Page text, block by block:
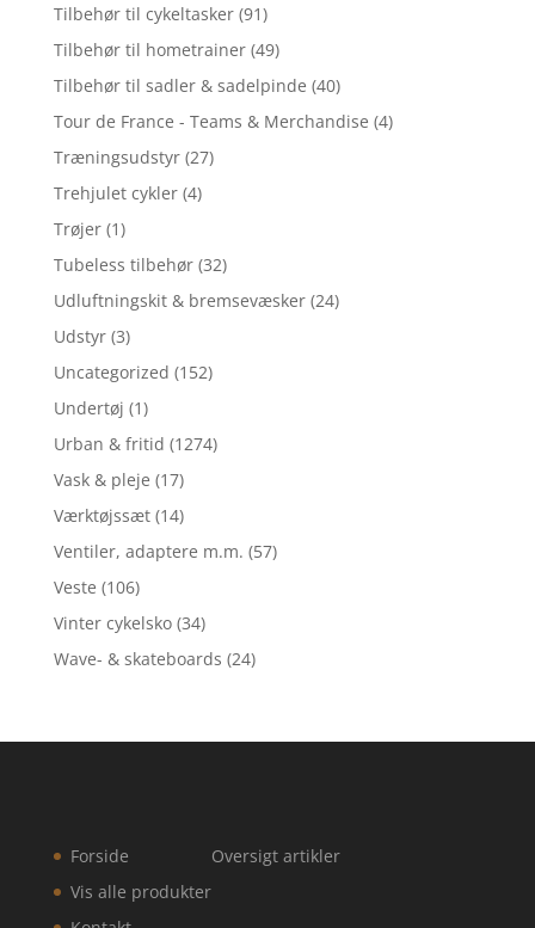
Tilbehør til cykeltasker (91)
Tilbehør til hometrainer (49)
Tilbehør til sadler & sadelpinde (40)
Tour de France - Teams & Merchandise (4)
Træningsudstyr (27)
Trehjulet cykler (4)
Trøjer (1)
Tubeless tilbehør (32)
Udluftningskit & bremsevæsker (24)
Udstyr (3)
Uncategorized (152)
Undertøj (1)
Urban & fritid (1274)
Vask & pleje (17)
Værktøjssæt (14)
Ventiler, adaptere m.m. (57)
Veste (106)
Vinter cykelsko (34)
Wave- & skateboards (24)
Forside
Vis alle produkter
Oversigt artikler